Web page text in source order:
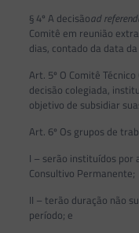
§ 4º A decisãoad
Comitê em reunião
dias, contado da data
Art. 5º O Comitê
decisão colegiada,
objetivo de subsidiar
Art. 6º Os grupos de
I – serão instituídos por
Consultivo Permanente;
II – terão duração não
período; e